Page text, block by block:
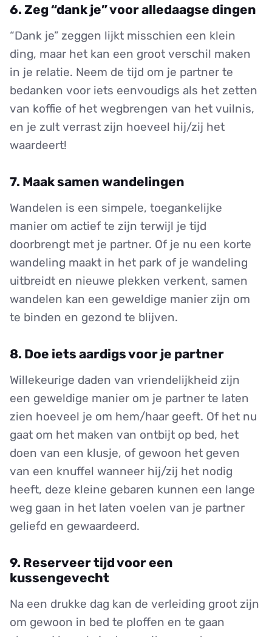
6. Zeg “dank je” voor alledaagse dingen
“Dank je” zeggen lijkt misschien een klein
ding, maar het kan een groot verschil maken
in je relatie. Neem de tijd om je partner te
bedanken voor iets eenvoudigs als het zetten
van koffie of het wegbrengen van het vuilnis,
en je zult verrast zijn hoeveel hij/zij het
waardeert!
7. Maak samen wandelingen
Wandelen is een simpele, toegankelijke
manier om actief te zijn terwijl je tijd
doorbrengt met je partner. Of je nu een korte
wandeling maakt in het park of je wandeling
uitbreidt en nieuwe plekken verkent, samen
wandelen kan een geweldige manier zijn om
te binden en gezond te blijven.
8. Doe iets aardigs voor je partner
Willekeurige daden van vriendelijkheid zijn
een geweldige manier om je partner te laten
zien hoeveel je om hem/haar geeft. Of het nu
gaat om het maken van ontbijt op bed, het
doen van een klusje, of gewoon het geven
van een knuffel wanneer hij/zij het nodig
heeft, deze kleine gebaren kunnen een lange
weg gaan in het laten voelen van je partner
geliefd en gewaardeerd.
9. Reserveer tijd voor een
kussengevecht
Na een drukke dag kan de verleiding groot zijn
om gewoon in bed te ploffen en te gaan